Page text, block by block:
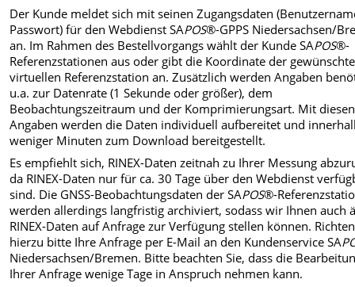
Der Kunde meldet sich mit seinen Zugangsdaten
Passwort)für den Webdienst SAPOS®-GPPS Niedersachsen/
an. Im Rahmen des Bestellvorgangs wählt der Kunde SAPOS®-
Referenzstationen aus oder gibt die Koordinate der
virtuellen Referenzstation an. Zusätzlich werden Angaben
u.a. zur Datenrate (1 Sekunde oder größer), dem
Beobachtungszeitraum und der Komprimierungsart. Mit diesen
Angaben werden die Daten individuell aufbereitet und
weniger Minuten zum Download bereitgestellt.
Es empfiehlt sich, RINEX-Daten zeitnah zu Ihrer Messung
da RINEX-Daten nur für ca. 30 Tage über den Webdienst
sind. Die GNSS-Beobachtungsdaten der SAPOS®-
werden allerdings langfristig archiviert, sodass wir Ihnen auch
RINEX-Daten auf Anfrage zur Verfügung stellen können.
hierzu bitte Ihre Anfrage per E-Mail an den Kundenservice SA
Niedersachsen/Bremen. Bitte beachten Sie, dass die
Ihrer Anfrage wenige Tage in Anspruch nehmen kann.